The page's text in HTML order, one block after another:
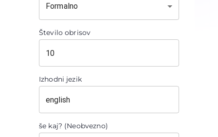
Formalno
Število obrisov
Izhodni jezik
še kaj? (Neobvezno)